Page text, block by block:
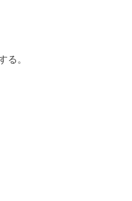
る。